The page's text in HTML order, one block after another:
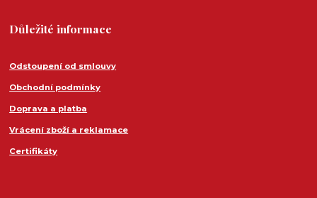
Důležité informace
Odstoupení od smlouvy
Obchodní podmínky
Doprava a platba
Vrácení zboží a reklamace
Certifikáty